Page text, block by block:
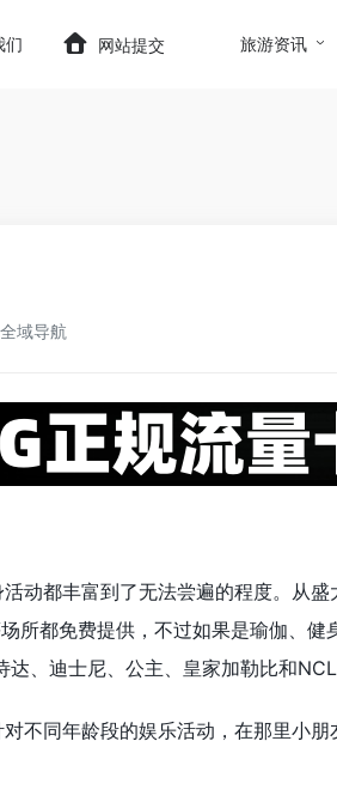
content/themes/onenav/inc/
们 网站提交 旅游资讯
全域导航
动都丰富到了无法尝遍的程度。从
所都免费提供，不过如果是瑜伽、
、迪士尼、公主、皇家加勒比和
不同年龄段的娱乐活动，在那里小